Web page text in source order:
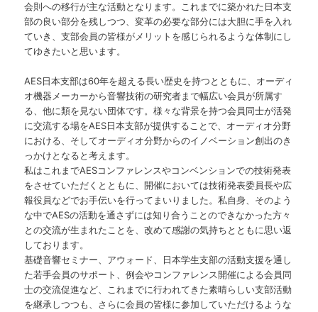
会則への移行が主な活動となります。これまでに築かれた日本支
部の良い部分を残しつつ、変革の必要な部分には大胆に手を入れ
ていき、支部会員の皆様がメリットを感じられるような体制にし
てゆきたいと思います。
AES日本支部は60年を超える長い歴史を持つとともに、オーディ
オ機器メーカーから音響技術の研究者まで幅広い会員が所属す
る、他に類を見ない団体です。様々な背景を持つ会員同士が活発
に交流する場をAES日本支部が提供することで、オーディオ分野
における、そしてオーディオ分野からのイノベーション創出のき
っかけとなると考えます。
私はこれまでAESコンファレンスやコンベンションでの技術発表
をさせていただくとともに、開催においては技術発表委員長や広
報役員などでお手伝いを行ってまいりました。私自身、そのよう
な中でAESの活動を通さずには知り合うことのできなかった方々
との交流が生まれたことを、改めて感謝の気持ちとともに思い返
しております。
基礎音響セミナー、アウォード、日本学生支部の活動支援を通し
た若手会員のサポート、例会やコンファレンス開催による会員同
士の交流促進など、これまでに行われてきた素晴らしい支部活動
を継承しつつも、さらに会員の皆様に参加していただけるような